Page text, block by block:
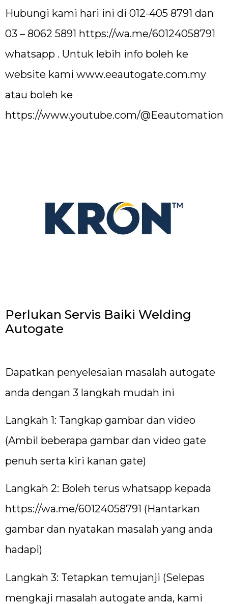
Hubungi kami hari ini di 012-405 8791 dan
03 – 8062 5891 https://wa.me/60124058791
whatsapp . Untuk lebih info boleh ke
website kami www.eeautogate.com.my
atau boleh ke
https://www.youtube.com/@Eeautomation
Perlukan Servis Baiki Welding
Autogate
Dapatkan penyelesaian masalah autogate
anda dengan 3 langkah mudah ini
Langkah 1: Tangkap gambar dan video
(Ambil beberapa gambar dan video gate
penuh serta kiri kanan gate)
Langkah 2: Boleh terus whatsapp kepada
https://wa.me/60124058791 (Hantarkan
gambar dan nyatakan masalah yang anda
hadapi)
Langkah 3: Tetapkan temujanji (Selepas
mengkaji masalah autogate anda, kami